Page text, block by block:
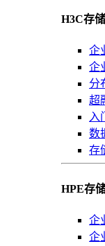
H3C存储
企
企
分
超
入
数
存
HPE存
企
企